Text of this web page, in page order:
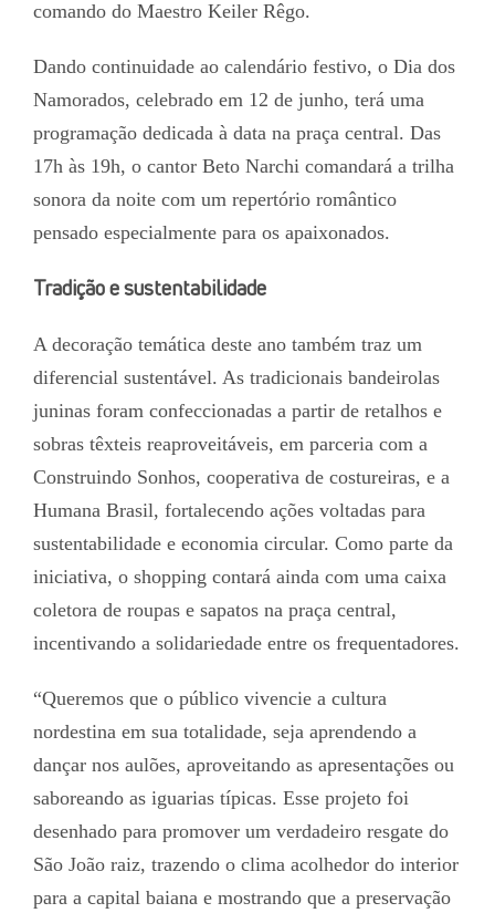
comando do Maestro Keiler Rêgo.
Dando continuidade ao calendário festivo, o Dia dos
Namorados, celebrado em 12 de junho, terá uma
programação dedicada à data na praça central. Das
17h às 19h, o cantor Beto Narchi comandará a trilha
sonora da noite com um repertório romântico
pensado especialmente para os apaixonados.
Tradição e sustentabilidade
A decoração temática deste ano também traz um
diferencial sustentável. As tradicionais bandeirolas
juninas foram confeccionadas a partir de retalhos e
sobras têxteis reaproveitáveis, em parceria com a
Construindo Sonhos, cooperativa de costureiras, e a
Humana Brasil, fortalecendo ações voltadas para
sustentabilidade e economia circular. Como parte da
iniciativa, o shopping contará ainda com uma caixa
coletora de roupas e sapatos na praça central,
incentivando a solidariedade entre os frequentadores.
“Queremos que o público vivencie a cultura
nordestina em sua totalidade, seja aprendendo a
dançar nos aulões, aproveitando as apresentações ou
saboreando as iguarias típicas. Esse projeto foi
desenhado para promover um verdadeiro resgate do
São João raiz, trazendo o clima acolhedor do interior
para a capital baiana e mostrando que a preservação